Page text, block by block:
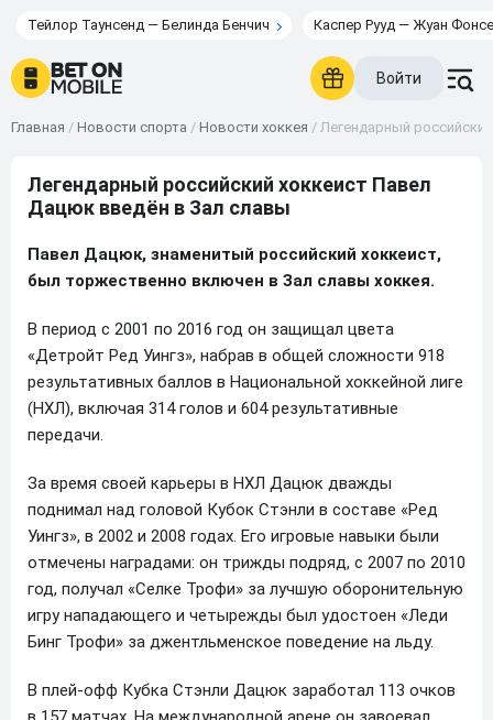
Тейлор Таунсенд — Белинда Бенчич Каспер Рууд — Жуан
Войти
Главная / Новости спорта / Новости хоккея / Легендарный
Легендарный российский хоккеист Павел
Дацюк введён в Зал славы
Павел Дацюк, знаменитый российский хоккеист,
был торжественно включен в Зал славы хоккея.
В период с 2001 по 2016 год он защищал цвета
«Детройт Ред Уингз», набрав в общей сложности 918
результативных баллов в Национальной хоккейной лиге
(НХЛ), включая 314 голов и 604 результативные
передачи.
За время своей карьеры в НХЛ Дацюк дважды
поднимал над головой Кубок Стэнли в составе «Ред
Уингз», в 2002 и 2008 годах. Его игровые навыки были
отмечены наградами: он трижды подряд, с 2007 по 2010
год, получал «Селке Трофи» за лучшую оборонительную
игру нападающего и четырежды был удостоен «Леди
Бинг Трофи» за джентльменское поведение на льду.
В плей-офф Кубка Стэнли Дацюк заработал 113 очков